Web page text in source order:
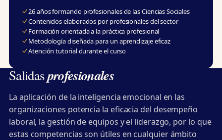
26 años formando profesionales de las Ciencias Sociales
Contenidos elaborados por profesionales del sector
Formación orientada a la práctica profesional
Metodología diseñada para un aprendizaje eficaz
Atención tutorial durante el curso
Salidasprofesionales
La aplicación de la inteligencia emocional en las
organizaciones potencia la eficacia del desempeño
laboral, la gestión de equipos y el liderazgo, por lo que
estas competencias son útiles en cualquier ámbito